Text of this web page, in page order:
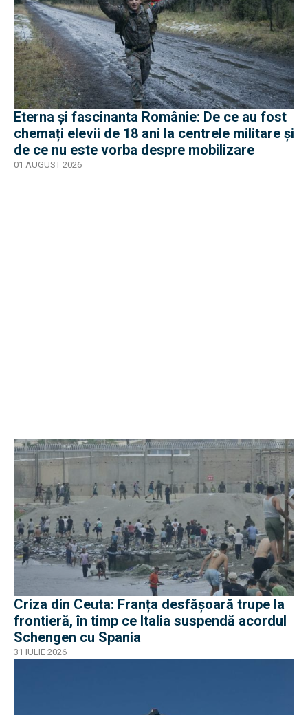
Eterna și fascinanta Românie: De ce au fost
chemați elevii de 18 ani la centrele militare și
de ce nu este vorba despre mobilizare
01 AUGUST 2026
Criza din Ceuta: Franța desfășoară trupe la
frontieră, în timp ce Italia suspendă acordul
Schengen cu Spania
31 IULIE 2026